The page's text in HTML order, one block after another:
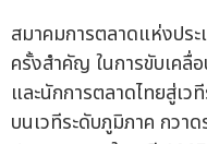
สมาคมการตลาดแห่งประ
ครั้งสำคัญ ในการขับเค
และนักการตลาดไทยสู่เว
บนเวทีระดับภูมิภาค กวา